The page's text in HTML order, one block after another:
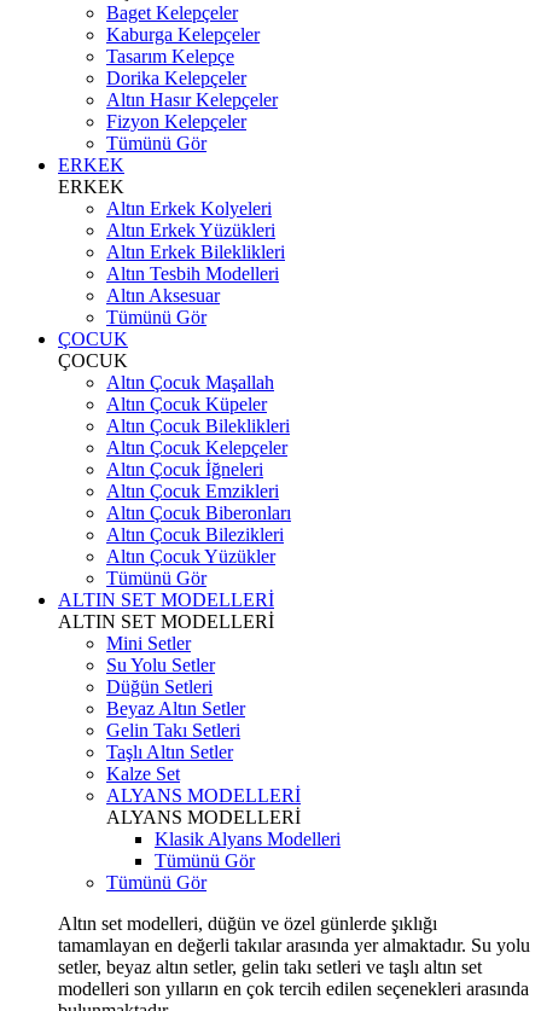
Baget Kelepçeler
Kaburga Kelepçeler
Tasarım Kelepçe
Dorika Kelepçeler
Altın Hasır Kelepçeler
Fizyon Kelepçeler
Tümünü Gör
ERKEK
ERKEK
Altın Erkek Kolyeleri
Altın Erkek Yüzükleri
Altın Erkek Bileklikleri
Altın Tesbih Modelleri
Altın Aksesuar
Tümünü Gör
ÇOCUK
ÇOCUK
Altın Çocuk Maşallah
Altın Çocuk Küpeler
Altın Çocuk Bileklikleri
Altın Çocuk Kelepçeler
Altın Çocuk İğneleri
Altın Çocuk Emzikleri
Altın Çocuk Biberonları
Altın Çocuk Bilezikleri
Altın Çocuk Yüzükler
Tümünü Gör
ALTIN SET MODELLERİ
ALTIN SET MODELLERİ
Mini Setler
Su Yolu Setler
Düğün Setleri
Beyaz Altın Setler
Gelin Takı Setleri
Taşlı Altın Setler
Kalze Set
ALYANS MODELLERİ
ALYANS MODELLERİ
Klasik Alyans Modelleri
Tümünü Gör
Tümünü Gör
Altın set modelleri, düğün ve özel günlerde şıklığı
tamamlayan en değerli takılar arasında yer almaktadır. Su yolu
setler, beyaz altın setler, gelin takı setleri ve taşlı altın set
modelleri son yılların en çok tercih edilen seçenekleri arasında